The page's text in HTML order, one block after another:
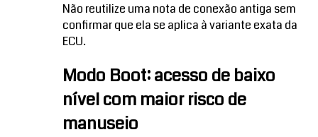
Não reutilize uma nota de conexão antiga sem
confirmar que ela se aplica à variante exata da
ECU.
Modo Boot: acesso de baixo
nível com maior risco de
manuseio